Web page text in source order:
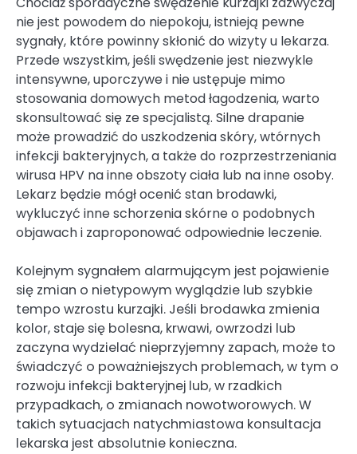
nie jest powodem do niepokoju, istnieją pewne
sygnały, które powinny skłonić do wizyty u lekarza.
Przede wszystkim, jeśli swędzenie jest niezwykle
intensywne, uporczywe i nie ustępuje mimo
stosowania domowych metod łagodzenia, warto
skonsultować się ze specjalistą. Silne drapanie
może prowadzić do uszkodzenia skóry, wtórnych
infekcji bakteryjnych, a także do rozprzestrzeniania
wirusa HPV na inne obszoty ciała lub na inne osoby.
Lekarz będzie mógł ocenić stan brodawki,
wykluczyć inne schorzenia skórne o podobnych
objawach i zaproponować odpowiednie leczenie.
Kolejnym sygnałem alarmującym jest pojawienie
się zmian o nietypowym wyglądzie lub szybkie
tempo wzrostu kurzajki. Jeśli brodawka zmienia
kolor, staje się bolesna, krwawi, owrzodzi lub
zaczyna wydzielać nieprzyjemny zapach, może to
świadczyć o poważniejszych problemach, w tym o
rozwoju infekcji bakteryjnej lub, w rzadkich
przypadkach, o zmianach nowotworowych. W
takich sytuacjach natychmiastowa konsultacja
lekarska jest absolutnie konieczna.